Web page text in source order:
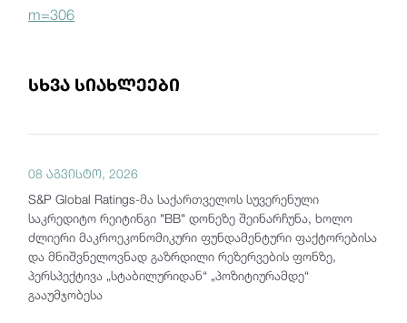
m=306
სხვა სიახლეები
08 აგვისტო, 2026
S&P Global Ratings-მა საქართველოს სუვერენული
საკრედიტო რეიტინგი "BB" დონეზე შეინარჩუნა, ხოლო
ძლიერი მაკროეკონომიკური ფუნდამენტური ფაქტორებისა
და მნიშვნელოვნად გაზრდილი რეზერვების ფონზე,
პერსპექტივა „სტაბილურიდან“ „პოზიტიურამდე“
გააუმჯობესა